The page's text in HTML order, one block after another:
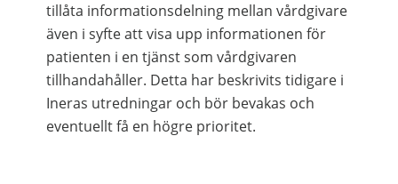
tillåta informationsdelning mellan vårdgivare
även i syfte att visa upp informationen för
patienten i en tjänst som vårdgivaren
tillhandahåller. Detta har beskrivits tidigare i
Ineras utredningar och bör bevakas och
eventuellt få en högre prioritet.